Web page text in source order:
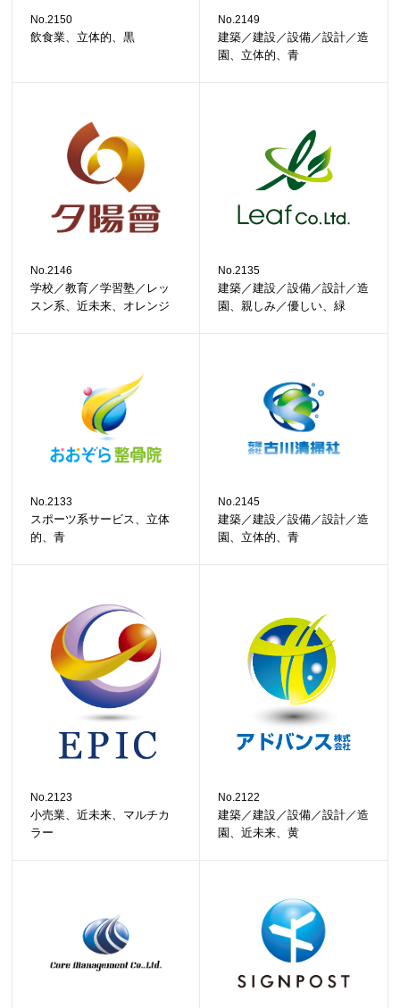
No.2150
飲食業、立体的、黒
No.2149
建築／建設／設備／設計／造
園、立体的、青
No.2146
学校／教育／学習塾／レッ
スン系、近未来、オレンジ
No.2135
建築／建設／設備／設計／造
園、親しみ／優しい、緑
No.2133
スポーツ系サービス、立体
的、青
No.2145
建築／建設／設備／設計／造
園、立体的、青
No.2123
小売業、近未来、マルチカ
ラー
No.2122
建築／建設／設備／設計／造
園、近未来、黄